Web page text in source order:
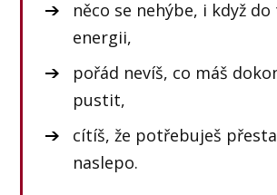
něco se nehýbe, i když
energii,
pořád nevíš, co máš
pustit,
cítíš, že potřebuješ
naslepo.